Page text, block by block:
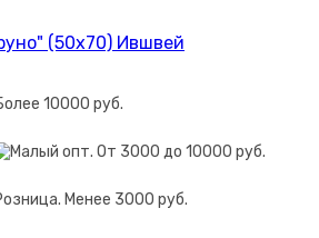
(50х70) Ившвей